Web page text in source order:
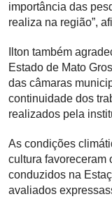
importância das
realiza na região”,
Ilton também
Estado de Mato
das câmaras
continuidade dos
realizados pela
As condições
cultura favoreceram
conduzidos na
avaliados